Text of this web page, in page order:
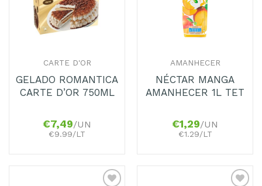
CARTE D'OR
GELADO ROMANTICA
CARTE D’OR 750ML
€7,49/UN
€9.99/LT
AMANHECER
NÉCTAR MANGA
AMANHECER 1L TET
€1,29/UN
€1.29/LT